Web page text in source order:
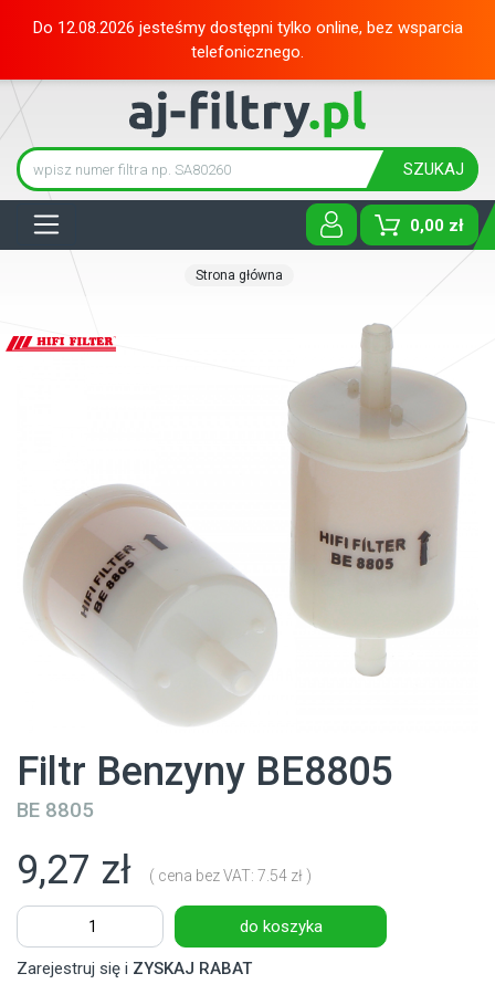
Do 12.08.2026 jesteśmy dostępni tylko online, bez wsparcia
telefonicznego.
SZUKAJ
0,00 zł
Strona główna
Filtr Benzyny BE8805
BE 8805
9,27 zł ( cena bez VAT: 7.54 zł )
do koszyka
Zarejestruj się i ZYSKAJ RABAT